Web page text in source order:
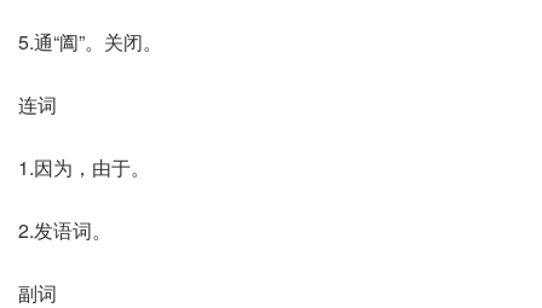
5.通“阖”。关闭。
连词
1.因为，由于。
2.发语词。
副词